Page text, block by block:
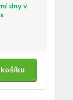
dny v